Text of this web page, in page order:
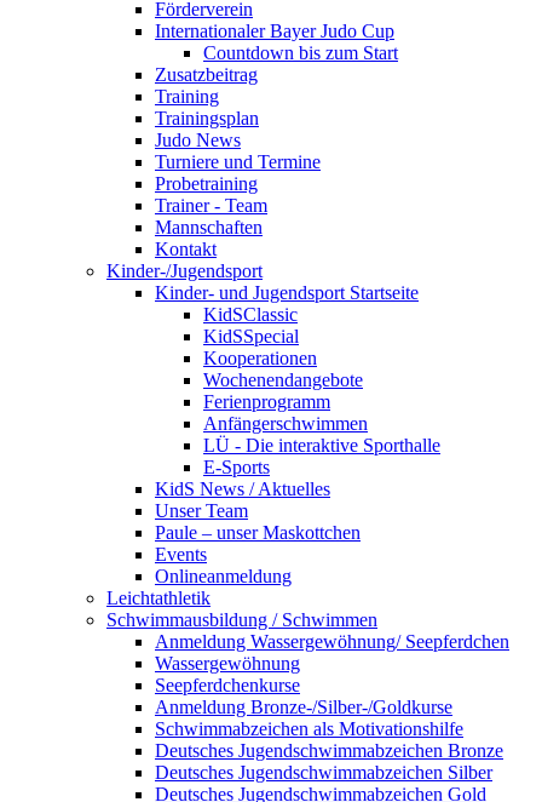
Förderverein
Internationaler Bayer Judo Cup
Countdown bis zum Start
Zusatzbeitrag
Training
Trainingsplan
Judo News
Turniere und Termine
Probetraining
Trainer - Team
Mannschaften
Kontakt
Kinder-/Jugendsport
Kinder- und Jugendsport Startseite
KidSClassic
KidSSpecial
Kooperationen
Wochenendangebote
Ferienprogramm
Anfängerschwimmen
LÜ - Die interaktive Sporthalle
E-Sports
KidS News / Aktuelles
Unser Team
Paule – unser Maskottchen
Events
Onlineanmeldung
Leichtathletik
Schwimmausbildung / Schwimmen
Anmeldung Wassergewöhnung/ Seepferdchen
Wassergewöhnung
Seepferdchenkurse
Anmeldung Bronze-/Silber-/Goldkurse
Schwimmabzeichen als Motivationshilfe
Deutsches Jugendschwimmabzeichen Bronze
Deutsches Jugendschwimmabzeichen Silber
Deutsches Jugendschwimmabzeichen Gold